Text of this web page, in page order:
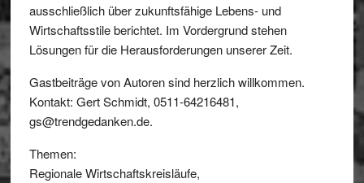
ausschließlich über zukunftsfähige Lebens- und
Wirtschaftsstile berichtet. Im Vordergrund stehen
Lösungen für die Herausforderungen unserer Zeit.
Gastbeiträge von Autoren sind herzlich willkommen.
Kontakt: Gert Schmidt, 0511-64216481,
gs@trendgedanken.de.
Themen:
Regionale Wirtschaftskreisläufe,